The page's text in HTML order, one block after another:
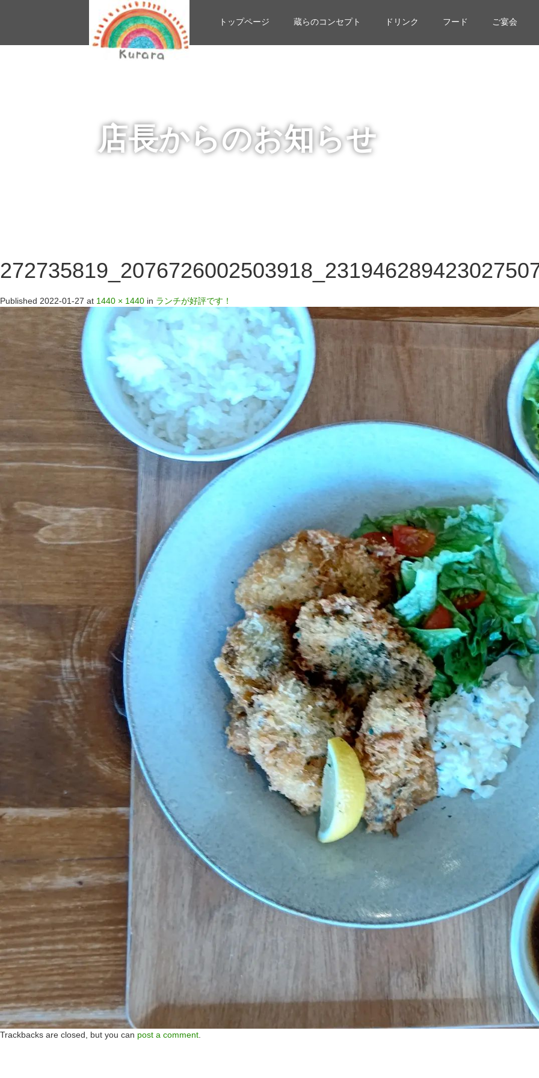
トップページ 蔵らのコンセプト ドリンク フード ご宴会
店長からのお知らせ
Published 2022-01-27 at 1440 × 1440 in ランチが好評です！
Trackbacks are closed, but you can post a comment